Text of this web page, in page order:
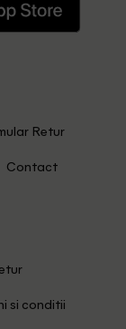
Retur
Contact
si conditii